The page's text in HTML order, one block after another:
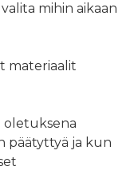
mihin aikaan
materiaalit
oletuksena
päätyttyä ja kun